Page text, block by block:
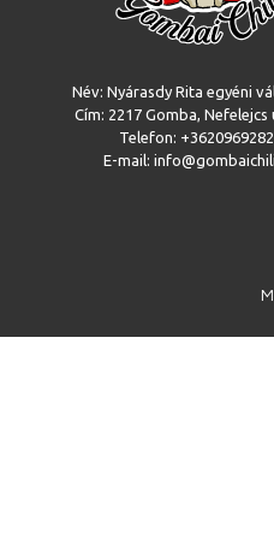
Név: Nyárasdy Rita egyéni
Cím: 2217 Gomba, Nefelejcs
Telefon:
E-mail: